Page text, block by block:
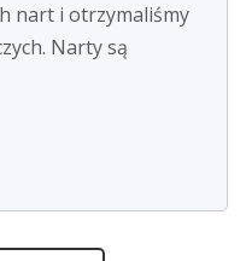
nart i otrzymaliśmy
Narty są